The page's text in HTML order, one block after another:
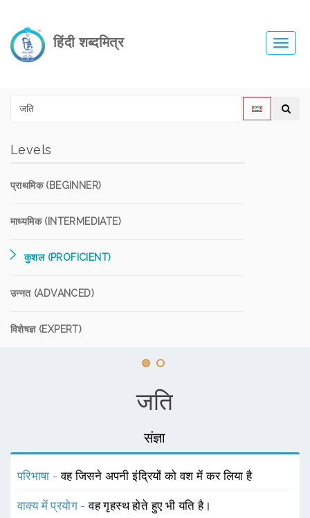
हिंदी शब्दमित्र
Levels
प्राथमिक (BEGINNER)
माध्यमिक (INTERMEDIATE)
कुशल (PROFICIENT)
उन्नत (ADVANCED)
विशेषज्ञ (EXPERT)
जति
संज्ञा
परिभाषा -वह जिसने अपनी इंद्रियों को वश में कर लिया है
वाक्य में प्रयोग -वह गृहस्थ होते हुए भी यति है।